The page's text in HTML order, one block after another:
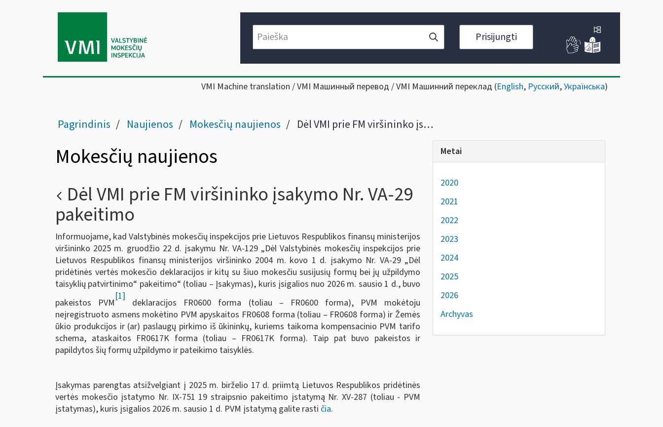
Prisijungti
VMI Machine translation / VMI Машинный перевод / VMI Машинний переклад (English, Русский,Українська)
Pagrindinis Naujienos Mokesčių naujienos Dėl VMI prie FM viršininko įsakymo Nr. VA-29 pakeitimo
Mokesčių naujienos
Dėl VMI prie FM viršininko įsakymo Nr. VA-29
pakeitimo
Informuojame, kad Valstybinės mokesčių inspekcijos prie Lietuvos Respublikos finansų ministerijos
viršininko 2025 m. gruodžio 22 d. įsakymu Nr. VA-129 „Dėl Valstybinės mokesčių inspekcijos prie
Lietuvos Respublikos finansų ministerijos viršininko 2004 m. kovo 1 d. įsakymo Nr. VA-29 „Dėl
pridėtinės vertės mokesčio deklaracijos ir kitų su šiuo mokesčiu susijusių formų bei jų užpildymo
taisyklių patvirtinimo“ pakeitimo“ (toliau – Įsakymas), kuris įsigalios nuo 2026 m. sausio 1 d., buvo
pakeistos PVM
[1]
deklaracijos FR0600 forma (toliau – FR0600 forma), PVM mokėtoju
neįregistruoto asmens mokėtino PVM apyskaitos FR0608 forma (toliau – FR0608 forma) ir Žemės
ūkio produkcijos ir (ar) paslaugų pirkimo iš ūkininkų, kuriems taikoma kompensacinio PVM tarifo
schema, ataskaitos FR0617K forma (toliau – FR0617K forma). Taip pat buvo pakeistos ir
papildytos šių formų užpildymo ir pateikimo taisyklės.
Įsakymas parengtas atsižvelgiant į 2025 m. birželio 17 d. priimtą Lietuvos Respublikos pridėtinės
vertės mokesčio įstatymo Nr. IX-751 19 straipsnio pakeitimo įstatymą Nr. XV-287 (toliau - PVM
įstatymas), kuris įsigalios 2026 m. sausio 1 d. PVM įstatymą galite rasti čia.
Metai
2020
2021
2022
2023
2024
2025
2026
Archyvas